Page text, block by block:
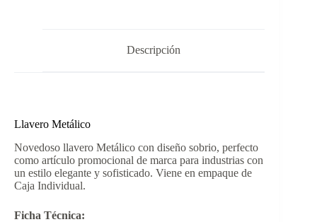
Descripción
Llavero Metálico
Novedoso llavero Metálico con diseño sobrio, perfecto
como artículo promocional de marca para industrias con
un estilo elegante y sofisticado. Viene en empaque de
Caja Individual.
Ficha Técnica: